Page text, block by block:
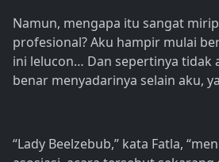
Namun, mengapa itu sangat
profesional? Aku hampir mulai
ini lelucon… Dan sepertinya tidak
benar menyadarinya selain aku,
“Lady Beelzebub,” kata Fatla,